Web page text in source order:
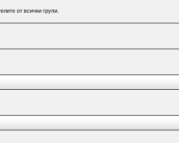
от всички групи.